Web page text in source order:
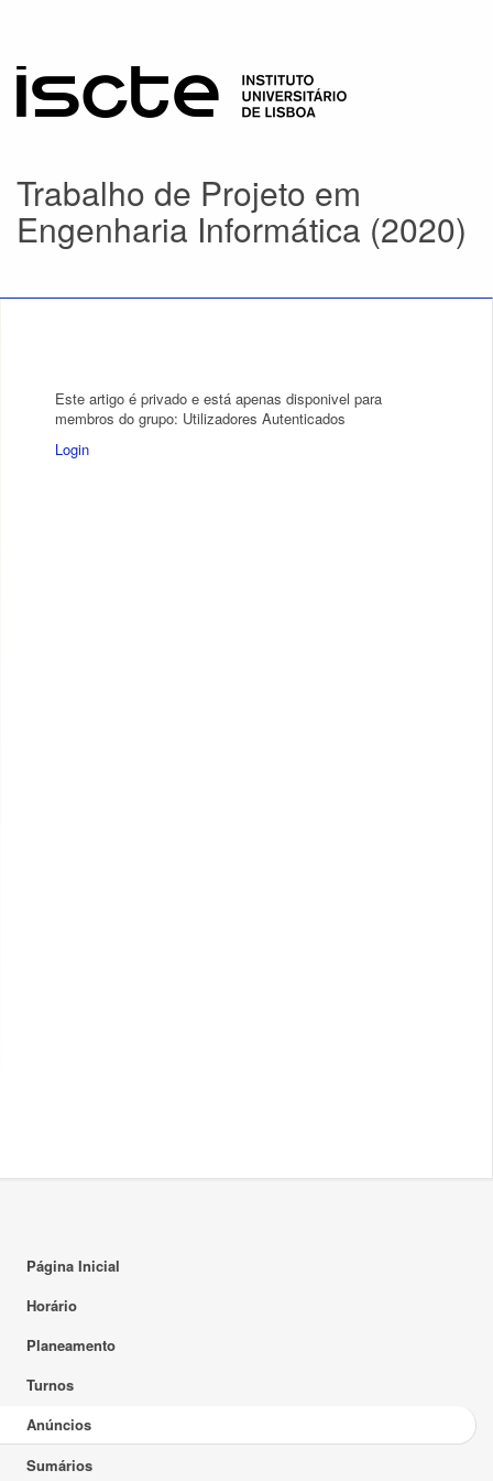
Trabalho de Projeto em
Engenharia Informática (2020)
Este artigo é privado e está apenas disponivel para
membros do grupo: Utilizadores Autenticados
Login
Página Inicial
Horário
Planeamento
Turnos
Anúncios
Sumários